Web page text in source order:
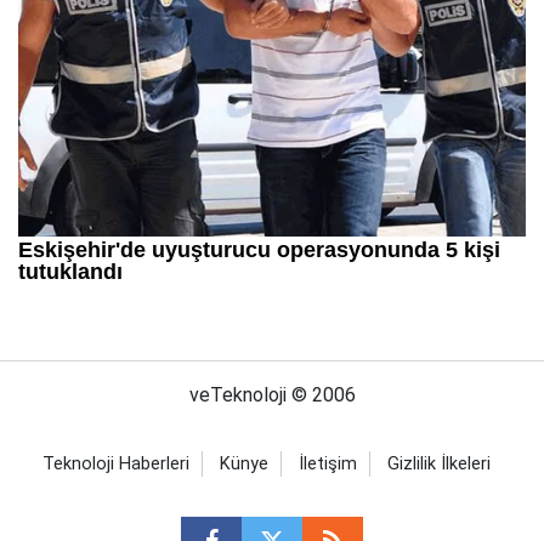
veTeknoloji © 2006
Teknoloji Haberleri Künye İletişim Gizlilik İlkeleri